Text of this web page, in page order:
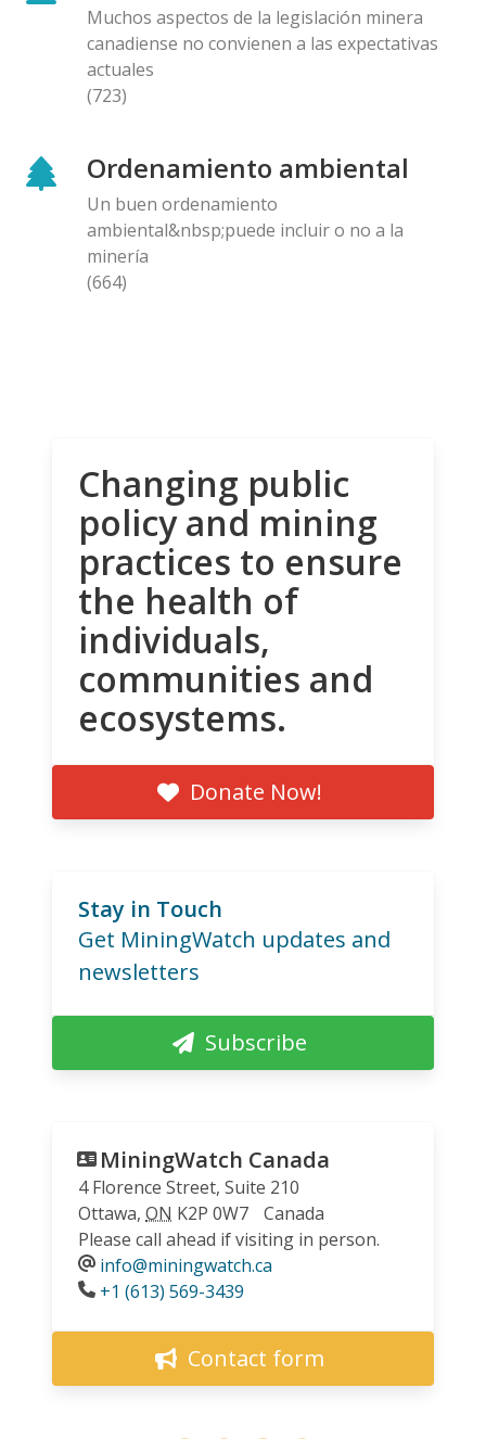
Muchos aspectos de la legislación minera
canadiense no convienen a las expectativas
actuales
(723)
Ordenamiento ambiental
Un buen ordenamiento
ambiental&nbsp;puede incluir o no a la
minería
(664)
Changing public
policy and mining
practices to ensure
the health of
individuals,
communities and
ecosystems.
Donate Now!
Stay in Touch
Get MiningWatch updates and
newsletters
Subscribe
MiningWatch Canada
4 Florence Street, Suite 210
Ottawa, ON K2P 0W7
Canada
Please call ahead if visiting in person.
info@miningwatch.ca
Phone
+1 (613) 569-3439
Contact form